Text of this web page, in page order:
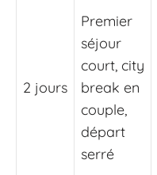
2 jours
Premier
séjour
court, city
break en
couple,
départ
serré